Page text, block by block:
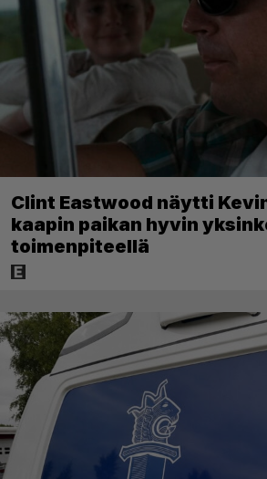
Clint Eastwood näytti
kaapin paikan hyvin
toimenpiteellä